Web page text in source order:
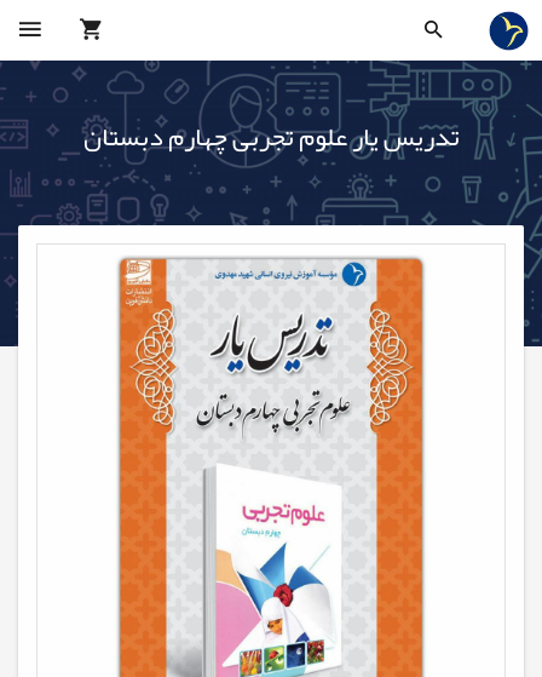
تدریس‌ یار علوم تجربی چهارم دبستان